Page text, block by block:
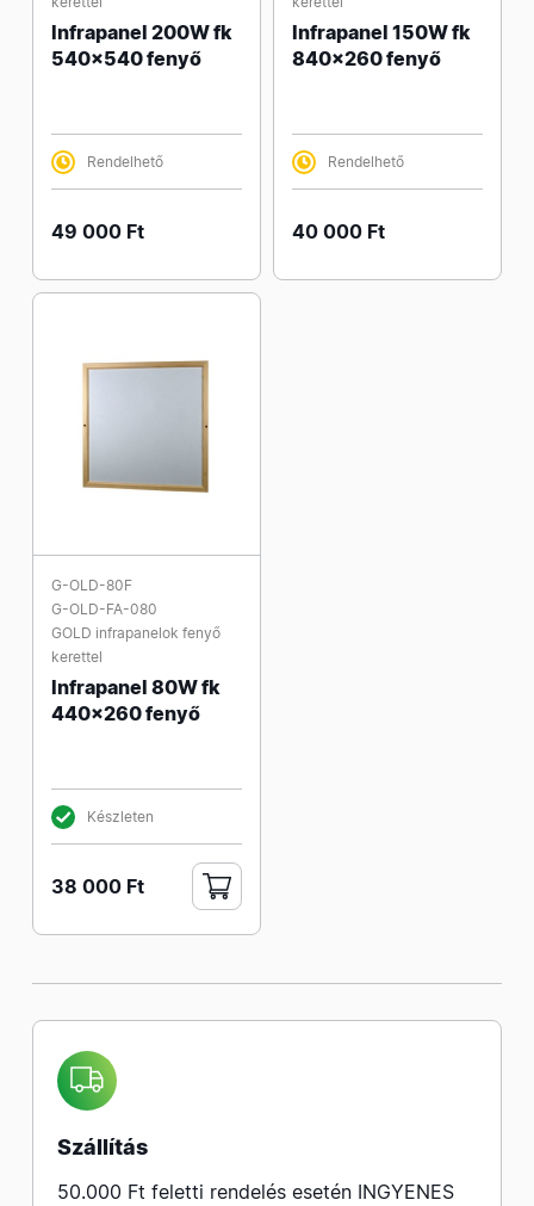
Infrapanel 200W fk
540x540 fenyő
Rendelhető
49 000 Ft
Infrapanel 150W fk
840x260 fenyő
Rendelhető
40 000 Ft
G-OLD-80F
G-OLD-FA-080
GOLD infrapanelok fenyő
kerettel
Infrapanel 80W fk
440x260 fenyő
Készleten
38 000 Ft
Szállítás
50.000 Ft feletti rendelés esetén INGYENES